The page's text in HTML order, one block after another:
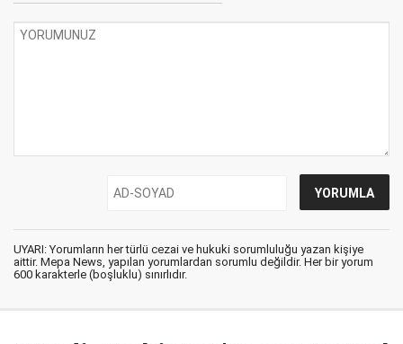
UYARI: Yorumların her türlü cezai ve hukuki sorumluluğu yazan kişiye
aittir. Mepa News, yapılan yorumlardan sorumlu değildir. Her bir yorum
600 karakterle (boşluklu) sınırlıdır.